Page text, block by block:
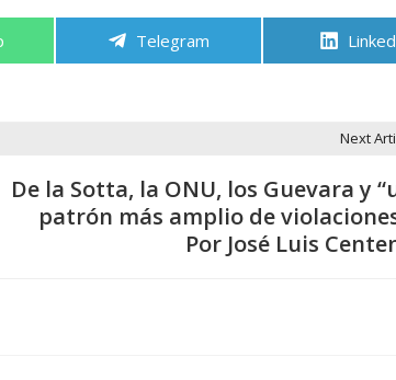
Compartir
Telegram
Next
De la Sotta, la ONU, los Guevara y
patrón más amplio de
Por José Luis